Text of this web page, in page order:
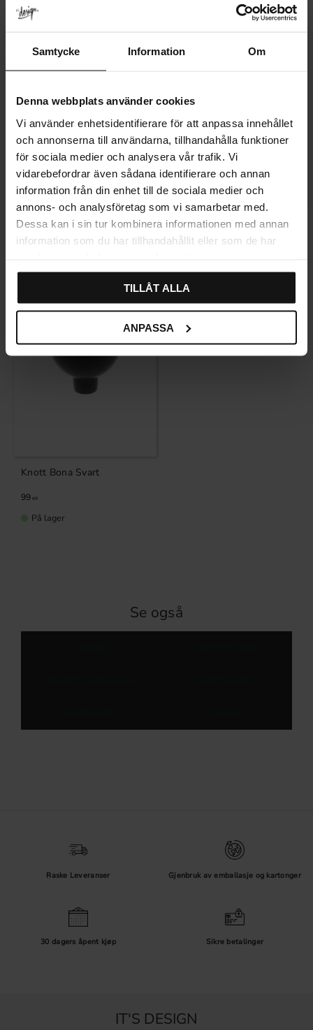
Samtycke Information Om
Denna webbplats använder cookies
Vi använder enhetsidentifierare för att anpassa innehållet
och annonserna till användarna, tillhandahålla funktioner
för sociala medier och analysera vår trafik. Vi
vidarebefordrar även sådana identifierare och annan
information från din enhet till de sociala medier och
annons- och analysföretag som vi samarbetar med.
Dessa kan i sin tur kombinera informationen med annan
information som du har tillhandahållit eller som de har
TILLÅT ALLA
ANPASSA
Kjøkkenknott Mushroom
Svart
99
Knott Chess Svart
66
Knott Bona Svart
99 KR
På lager
Se også
Raske Leveranser Gjenbruk av emballasje og kartonger
30 dagers åpent kjøp Sikre betalinger
IT'S DESIGN